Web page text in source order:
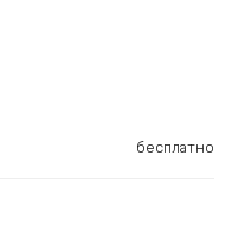
бесплатно